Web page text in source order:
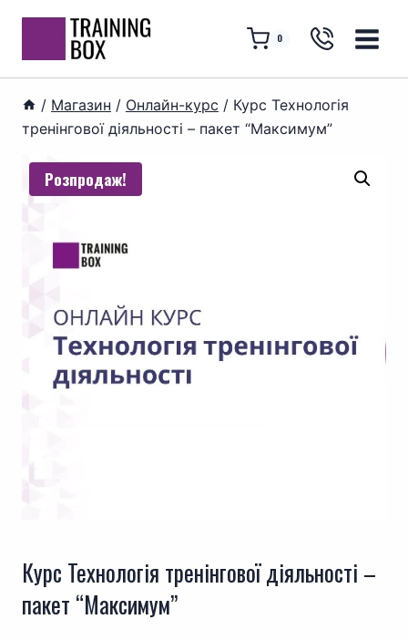
Перейти
вмісту
0
/ Магазин / Онлайн-курс / Курс Технологія
тренінгової діяльності – пакет “Максимум”
Розпродаж!
Курс Технологія тренінгової діяльності –
пакет “Максимум”